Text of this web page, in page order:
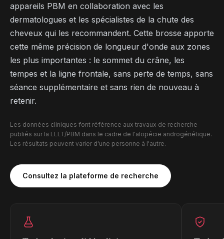
appareils PBM en collaboration avec les
dermatologues et les spécialistes de la chute des
cheveux qui les recommandent. Cette brosse apporte
cette même précision de longueur d'onde aux zones
les plus importantes : le sommet du crâne, les
tempes et la ligne frontale, sans perte de temps, sans
séance supplémentaire et sans rien de nouveau à
retenir.
Les données cliniques font référence aux travaux de recherche
publiés sur la LLLT/PBM dans le cadre de l'alopécie androgénétique.
Les résultats peuvent varier d'une personne à l'autre.
Consultez la plateforme de recherche